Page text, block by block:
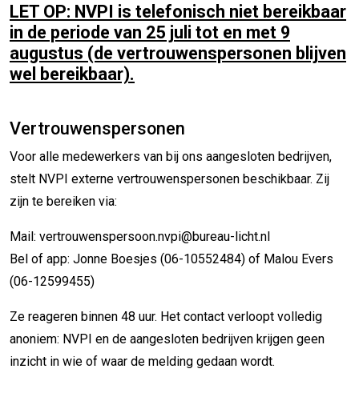
LET OP: NVPI is telefonisch niet bereikbaar
in de periode van 25 juli tot en met 9
augustus (de vertrouwenspersonen blijven
wel bereikbaar).
Vertrouwenspersonen
Voor alle medewerkers van bij ons aangesloten bedrijven,
stelt NVPI externe vertrouwenspersonen beschikbaar. Zij
zijn te bereiken via:
Mail: vertrouwenspersoon.nvpi@bureau-licht.nl
Bel of app: Jonne Boesjes (06-10552484) of Malou Evers
(06-12599455)
Ze reageren binnen 48 uur. Het contact verloopt volledig
anoniem: NVPI en de aangesloten bedrijven krijgen geen
inzicht in wie of waar de melding gedaan wordt.